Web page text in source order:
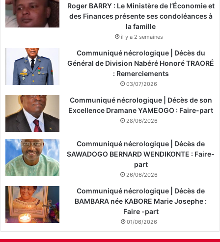
Roger BARRY : Le Ministère de l’Économie et
des Finances présente ses condoléances à
la famille
il y a 2 semaines
Communiqué nécrologique | Décès du
Général de Division Nabéré Honoré TRAORÉ
: Remerciements
03/07/2026
Communiqué nécrologique | Décès de son
Excellence Dramane YAMEOGO : Faire-part
28/06/2026
Communiqué nécrologique | Décès de
SAWADOGO BERNARD WENDIKONTE : Faire-
part
26/06/2026
Communiqué nécrologique | Décès de
BAMBARA née KABORE Marie Josephe :
Faire -part
01/06/2026